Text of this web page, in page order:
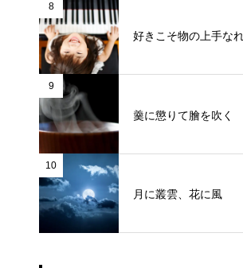
8
好きこそ物の上手なれ
9
羹に懲りて膾を吹く
10
月に叢雲、花に風